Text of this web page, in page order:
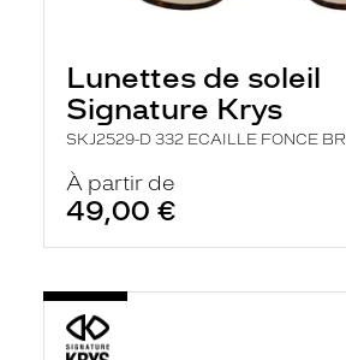
Lunettes de soleil
Signature Krys
SKJ2529-D 332 ECAILLE FONCE BR
À partir de
49,00 €